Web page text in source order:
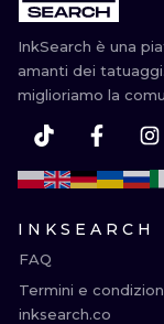
InkSearch è una
amanti dei
miglioriamo la
INKSEARCH
FAQ
Termini e
inksearch.co